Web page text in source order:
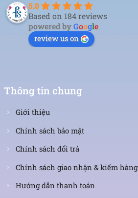
5.0
Based on 184 reviews
powered byGoogle
review us on
Thông tin chung
Giới thiệu
Chính sách bảo mật
Chính sách đổi trả
Chính sách giao nhận & kiểm hàng
Hướng dẫn thanh toán